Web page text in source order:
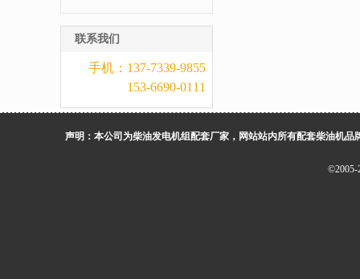
联系我们
手机：137-7339-9855
153-6690-0111
声明：本公司为柴油发电机组配套厂家，网站站内所有配套柴油机